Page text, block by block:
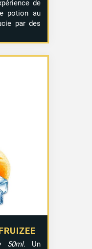
de
potion au
par des
50ml. Un